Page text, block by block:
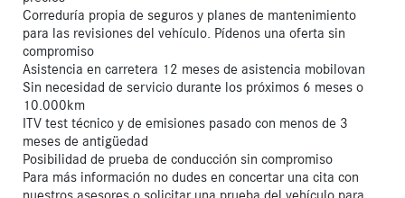
Correduría propia de seguros y planes de mantenimiento
para las revisiones del vehículo. Pídenos una oferta sin
compromiso
Asistencia en carretera 12 meses de asistencia mobilovan
Sin necesidad de servicio durante los próximos 6 meses o
10.000km
ITV test técnico y de emisiones pasado con menos de 3
meses de antigüedad
Posibilidad de prueba de conducción sin compromiso
Para más información no dudes en concertar una cita con
nuestros asesores o solicitar una prueba del vehículo para